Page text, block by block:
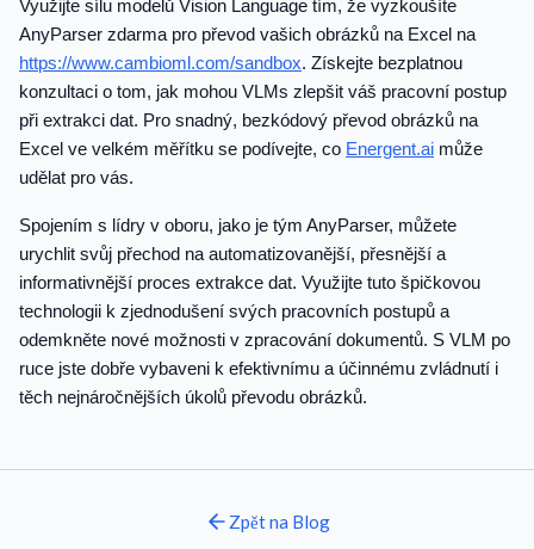
Využijte sílu modelů Vision Language tím, že vyzkoušíte
AnyParser zdarma pro převod vašich obrázků na Excel na
https://www.cambioml.com/sandbox. Získejte bezplatnou
konzultaci o tom, jak mohou VLMs zlepšit váš pracovní postup
při extrakci dat. Pro snadný, bezkódový převod obrázků na
Excel ve velkém měřítku se podívejte, co Energent.ai může
udělat pro vás.
Spojením s lídry v oboru, jako je tým AnyParser, můžete
urychlit svůj přechod na automatizovanější, přesnější a
informativnější proces extrakce dat. Využijte tuto špičkovou
technologii k zjednodušení svých pracovních postupů a
odemkněte nové možnosti v zpracování dokumentů. S VLM po
ruce jste dobře vybaveni k efektivnímu a účinnému zvládnutí i
těch nejnáročnějších úkolů převodu obrázků.
Zpět na Blog